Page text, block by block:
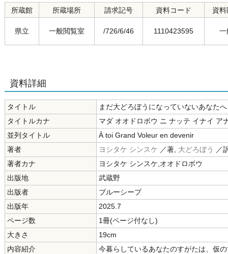
所蔵館 所蔵場所 請求記号 資料コード 資
県立 一般閲覧室 /726/6/46 1110423595 一
資料詳細
タイトル
まだ大どろぼうになっていないあなたへ
タイトルカナ
マダ オオドロボウ ニ ナッテ イナイ ア
並列タイトル
À toi Grand Voleur en devenir
著者
ヨシタケ シンスケ ／著, 大どろぼう
／
著者カナ
ヨシタケ シンスケ,オオドロボウ
出版地
武蔵野
出版者
ブルーシープ
出版年
2025.7
ページ数
1冊(ページ付なし)
大きさ
19cm
内容紹介
今暮らしているあなたのすがたは、仮